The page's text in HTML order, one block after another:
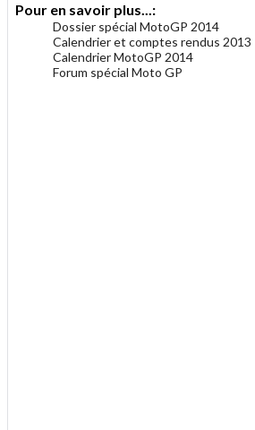
Pour en savoir plus...:
Dossier spécial MotoGP 2014
Calendrier et comptes rendus 2013
Calendrier MotoGP 2014
Forum spécial Moto GP